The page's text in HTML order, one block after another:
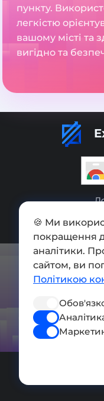
пункту.
легкістю
вашому місті та
вигідно та
🍪 Ми
покращення
аналітики.
сайтом, ви
Політикою